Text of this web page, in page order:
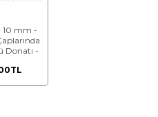
mm -
Donatı -